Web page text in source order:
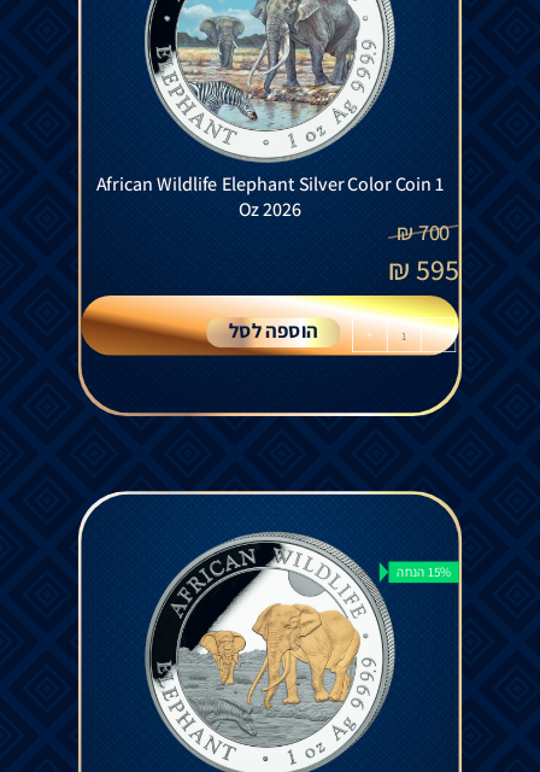
African Wildlife Elephant Silver Color Coin 1
Oz 2026
700
₪
595
₪
-
+ הוספה לסל
15% הנחה